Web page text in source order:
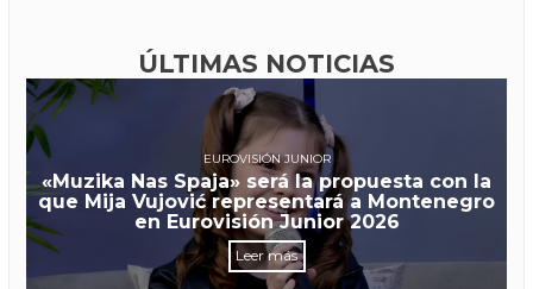
ÚLTIMAS NOTICIAS
EUROVISIÓN JUNIOR
«Muzika Nas Spaja» será la propuesta con la
que Mija Vujović representará a Montenegro
en Eurovisión Junior 2026
Leer más